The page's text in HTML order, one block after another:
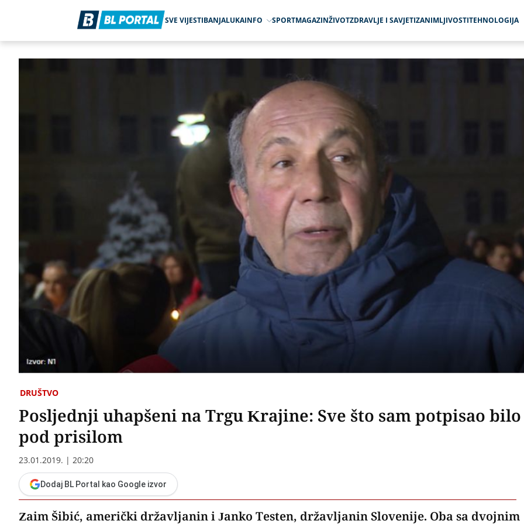
SVE VIJESTIBANJALUKAINFO SPORTMAGAZINŽIVOTZDRAVLJE I SAVJETIZANIMLJIVOSTITEHNOLOGIJA
DRUŠTVO
Posljednji uhapšeni na Trgu Krajine: Sve što sam potpisao
pod prisilom
23.01.2019. | 20:20
Dodaj BL Portal kao Google izvor
Zaim Šibić, američki državljanin i Janko Testen, državljanin Slovenije. Oba sa dvojnim